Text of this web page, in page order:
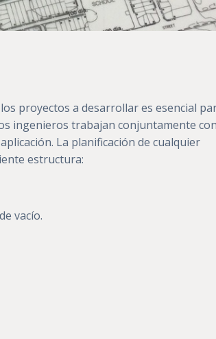
proyectos a desarrollar es esencial
ingenieros trabajan conjuntamente
La planificación de cualquier
estructura:
vacío.